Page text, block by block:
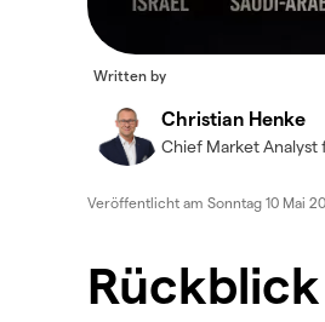
Written by
Christian Henke
Chief Market Analyst
Veröffentlicht am Sonntag 10 Mai